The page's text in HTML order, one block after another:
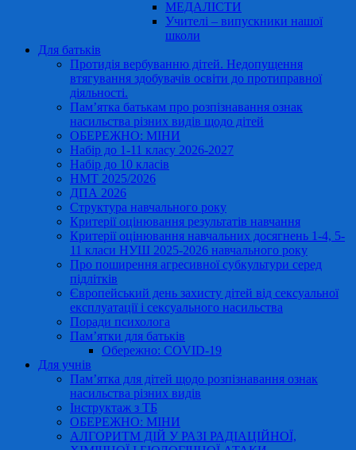
МЕДАЛІСТИ
Учителі – випускники нашої
школи
Для батьків
Протидія вербуванню дітей. Недопущення
втягування здобувачів освіти до протиправної
діяльності.
Пам’ятка батькам про розпізнавання ознак
насильства різних видів щодо дітей
ОБЕРЕЖНО: МІНИ
Набір до 1-11 класу 2026-2027
Набір до 10 класів
НМТ 2025/2026
ДПА 2026
Структура навчального року
Критерії оцінювання результатів навчання
Критерії оцінювання навчальних досягнень 1-4, 5-
11 класи НУШ 2025-2026 навчального року
Про поширення агресивної субкультури серед
підлітків
Європейський день захисту дітей від сексуальної
експлуатації і сексуального насильства
Поради психолога
Пам’ятки для батьків
Обережно: COVID-19
Для учнів
Пам’ятка для дітей щодо розпізнавання ознак
насильства різних видів
Інструктаж з ТБ
ОБЕРЕЖНО: МІНИ
АЛГОРИТМ ДІЙ У РАЗІ РАДІАЦІЙНОЇ,